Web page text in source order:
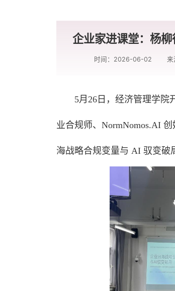
企业家进课堂：杨
时间：2026-06-02 来
5月26日，经济管理学院
业合规师、NormNomos.AI
海战略合规变量与 AI 驭变破